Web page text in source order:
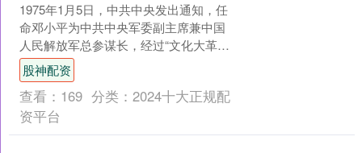
1975年1月5日，中共中央发出通知，任
命邓小平为中共中央军委副主席兼中国
人民解放军总参谋长，经过“文化大革
命”的大动乱，邓小平恢复了工作。 一
1971年，“....
股神配资
查看： 169 分类： 2024十大正规配
资平台